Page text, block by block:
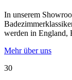
In unserem
werden in England,
Mehr über uns
30